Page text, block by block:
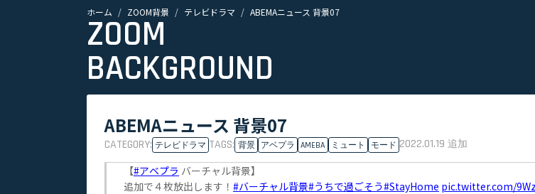
ホーム ZOOM背景 テレビドラマ ABEMAニュース 背景07
ZOOM
BACKGROUND
ABEMAニュース 背景07
CATEGORY: テレビドラマ TAGS: 背景 アベプラ AMEBA ミュート モード 2022.01.19追加
【#アベプラ バーチャル背景】
追加で４枚放出します！ #バーチャル背景#うちで過ごそう#StayHome pic.twitter.com/